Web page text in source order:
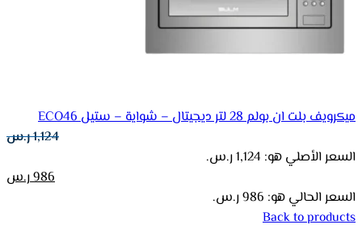
ميكرويف بلت ان بولم 28 لتر ديجيتال – شواية – ستيل ECO46
1,124ر.س
السعر الأصلي هو: 1,124 ر.س.
986ر.س
السعر الحالي هو: 986 ر.س.
Back to products